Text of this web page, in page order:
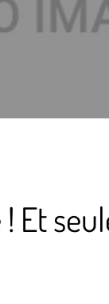
Et